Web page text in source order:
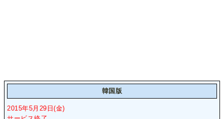
韓国版
2015年5月29日(金)